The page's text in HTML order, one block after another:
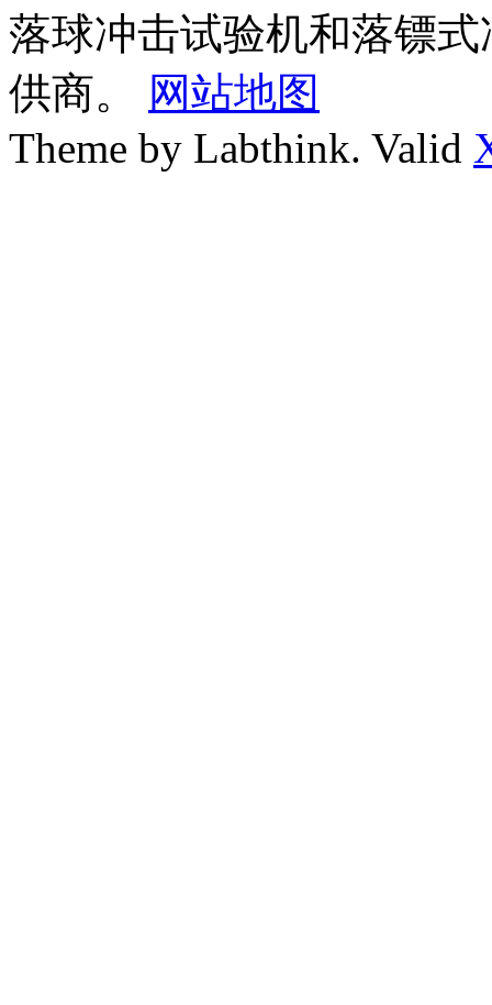
落球冲击试验机和落镖
供商。
网站地图
Theme by Labthink. Valid